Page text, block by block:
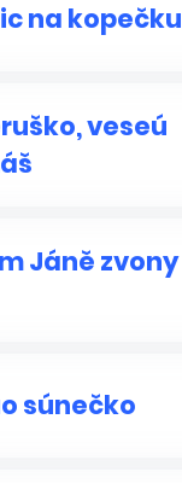
na kopečku
veseú
Jáně zvony
súnečko